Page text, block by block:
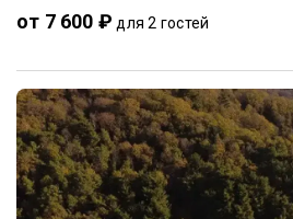
от 7 600 ₽ для 2 гостей